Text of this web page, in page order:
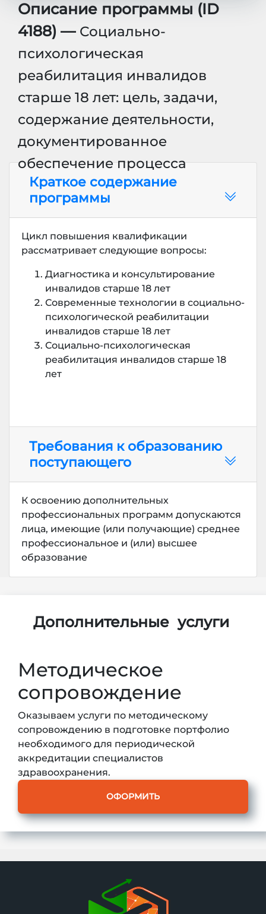
Описание программы (ID
4188) — Социально-
психологическая
реабилитация инвалидов
старше 18 лет: цель, задачи,
содержание деятельности,
документированное
обеспечение процесса
Краткое содержание
программы
Цикл повышения квалификации
рассматривает следующие вопросы:
Диагностика и консультирование
инвалидов старше 18 лет
Современные технологии в социально-
психологической реабилитации
инвалидов старше 18 лет
Социально-психологическая
реабилитация инвалидов старше 18
лет
Требования к образованию
поступающего
К освоению дополнительных
профессиональных программ допускаются
лица, имеющие (или получающие) среднее
профессиональное и (или) высшее
образование
Дополнительные услуги
Методическое
сопровождение
Оказываем услуги по методическому
сопровождению в подготовке портфолио
необходимого для периодической
аккредитации специалистов
здравоохранения.
ОФОРМИТЬ